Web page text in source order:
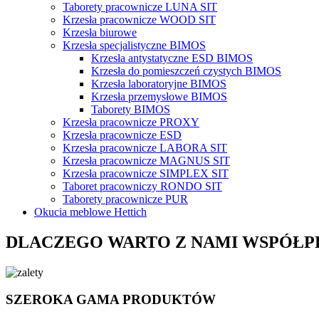
Taborety pracownicze LUNA SIT
Krzesła pracownicze WOOD SIT
Krzesła biurowe
Krzesła specjalistyczne BIMOS
Krzesła antystatyczne ESD BIMOS
Krzesła do pomieszczeń czystych BIMOS
Krzesła laboratoryjne BIMOS
Krzesła przemysłowe BIMOS
Taborety BIMOS
Krzesła pracownicze PROXY
Krzesła pracownicze ESD
Krzesła pracownicze LABORA SIT
Krzesła pracownicze MAGNUS SIT
Krzesła pracownicze SIMPLEX SIT
Taboret pracowniczy RONDO SIT
Taborety pracownicze PUR
Okucia meblowe Hettich
DLACZEGO WARTO Z NAMI
SZEROKA GAMA PRODUKTÓW